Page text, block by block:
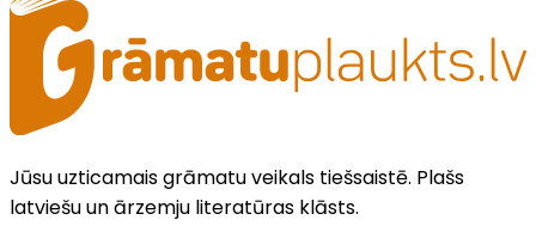
Jūsu uzticamais grāmatu veikals tiešsaistē. Plašs
latviešu un ārzemju literatūras klāsts.